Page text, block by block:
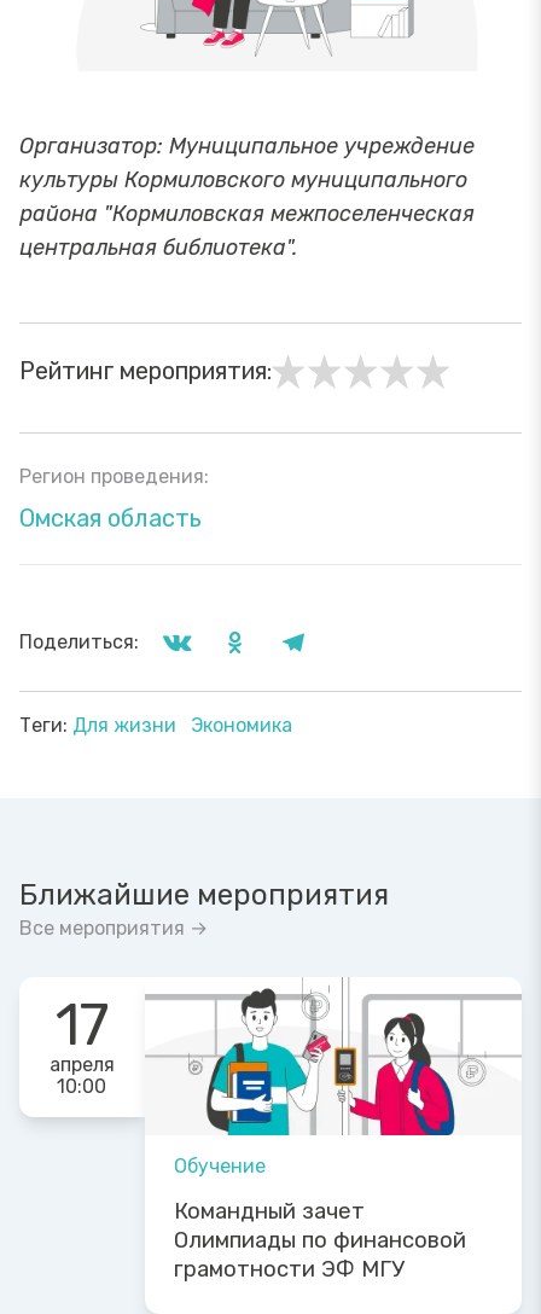
Организатор: Муниципальное учреждение
культуры Кормиловского муниципального
района "Кормиловская межпоселенческая
центральная библиотека".
Рейтинг мероприятия:
Регион проведения:
Омская область
Поделиться:
Теги: Для жизни Экономика
Ближайшие мероприятия
Все мероприятия →
17
апреля
10:00
Обучение
Командный зачет
Олимпиады по финансовой
грамотности ЭФ МГУ